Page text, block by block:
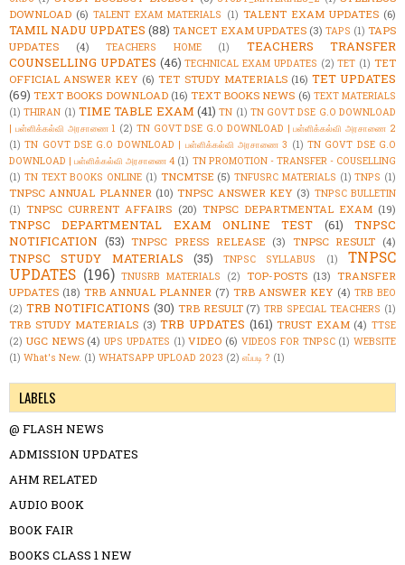
DOWNLOAD (6) TALENT EXAM MATERIALS (1) TALENT EXAM UPDATES (6)
TAMIL NADU UPDATES (88) TANCET EXAM UPDATES (3) TAPS (1) TAPS
UPDATES
(4) TEACHERS HOME (1)
TEACHERS TRANSFER
COUNSELLING UPDATES (46) TECHNICAL EXAM UPDATES (2) TET (1) TET
OFFICIAL ANSWER KEY (6) TET STUDY MATERIALS (16) TET UPDATES
(69) TEXT BOOKS DOWNLOAD (16) TEXT BOOKS NEWS (6) TEXT MATERIALS
(1) THIRAN (1) TIME TABLE EXAM (41) TN (1) TN GOVT DSE G.O DOWNLOAD
| பள்ளிக்கல்வி அரசாணை 1 (2) TN GOVT DSE G.O DOWNLOAD | பள்ளிக்கல்வி அரசாணை 2
(1) TN GOVT DSE G.O DOWNLOAD | பள்ளிக்கல்வி அரசாணை 3 (1) TN GOVT DSE G.O
DOWNLOAD | பள்ளிக்கல்வி அரசாணை 4 (1) TN PROMOTION - TRANSFER - COUSELLING
(1) TN TEXT BOOKS ONLINE (1) TNCMTSE (5) TNFUSRC MATERIALS (1) TNPS (1)
TNPSC ANNUAL PLANNER (10) TNPSC ANSWER KEY (3) TNPSC BULLETIN
(1) TNPSC CURRENT AFFAIRS (20) TNPSC DEPARTMENTAL EXAM (19)
TNPSC DEPARTMENTAL EXAM ONLINE TEST (61)
TNPSC
NOTIFICATION (53) TNPSC PRESS RELEASE (3) TNPSC RESULT (4)
TNPSC STUDY MATERIALS (35) TNPSC SYLLABUS (1)
TNPSC
UPDATES (196) TNUSRB MATERIALS (2) TOP-POSTS (13) TRANSFER
UPDATES (18) TRB ANNUAL PLANNER (7) TRB ANSWER KEY (4) TRB BEO
(2) TRB NOTIFICATIONS (30) TRB RESULT (7) TRB SPECIAL TEACHERS (1)
TRB STUDY MATERIALS (3) TRB UPDATES (161) TRUST EXAM (4) TTSE
(2) UGC NEWS (4) UPS UPDATES (1) VIDEO (6) VIDEOS FOR TNPSC (1) WEBSITE
(1) What's New. (1) WHATSAPP UPLOAD 2023 (2) எப்படி ? (1)
LABELS
@ FLASH NEWS
ADMISSION UPDATES
AHM RELATED
AUDIO BOOK
BOOK FAIR
BOOKS CLASS 1 NEW